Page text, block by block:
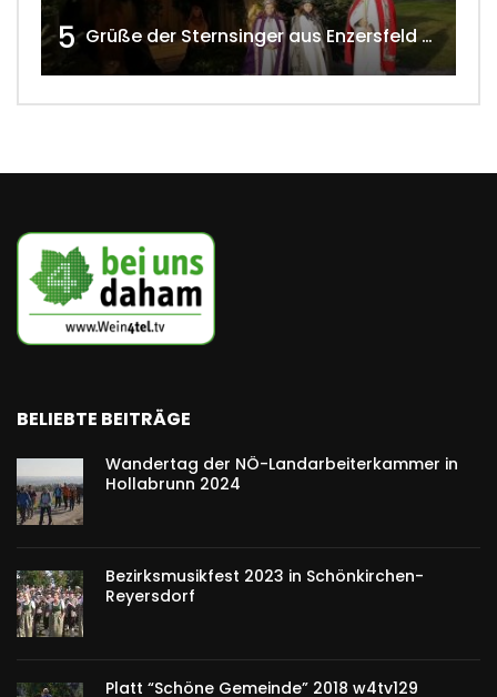
5 Grüße der Sternsinger aus Enzersfeld – Klein-Engersdorf 2021 w4tv169
BELIEBTE BEITRÄGE
Wandertag der NÖ-Landarbeiterkammer in
Hollabrunn 2024
Bezirksmusikfest 2023 in Schönkirchen-
Reyersdorf
Platt “Schöne Gemeinde” 2018 w4tv129